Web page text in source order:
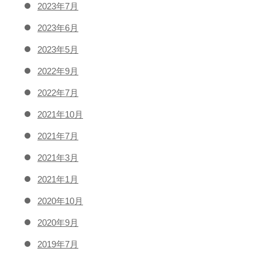
2023年7月
2023年6月
2023年5月
2022年9月
2022年7月
2021年10月
2021年7月
2021年3月
2021年1月
2020年10月
2020年9月
2019年7月